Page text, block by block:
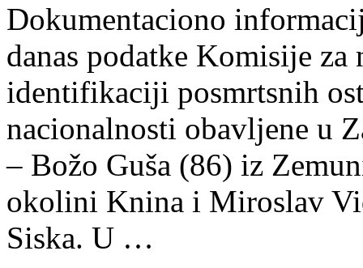
Dokumentaciono
danas podatke Komisije
identifikaciji posmrtsnih
nacionalnosti obavljene u
– Božo Guša (86) iz
okolini Knina i Miroslav
Siska. U …